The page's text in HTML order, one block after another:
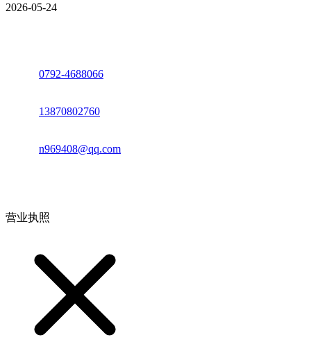
2026-05-24
0792-4688066
13870802760
n969408@qq.com
营业执照